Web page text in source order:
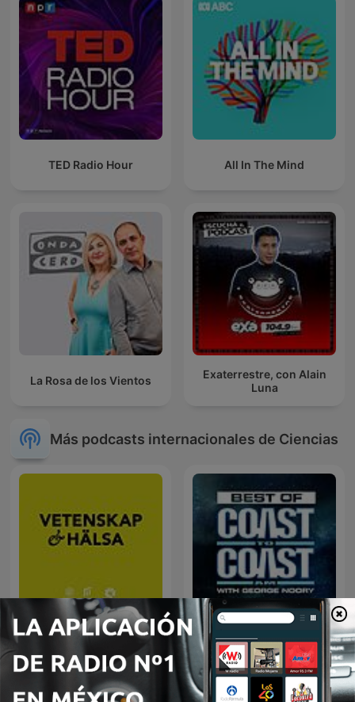
TED Radio Hour All In The Mind
La Rosa de los Vientos
Exaterrestre, con Alain
Luna
Más podcasts internacionales de Ciencias
Vetenskap och hälsa
The Best of Coast to Coast
AM